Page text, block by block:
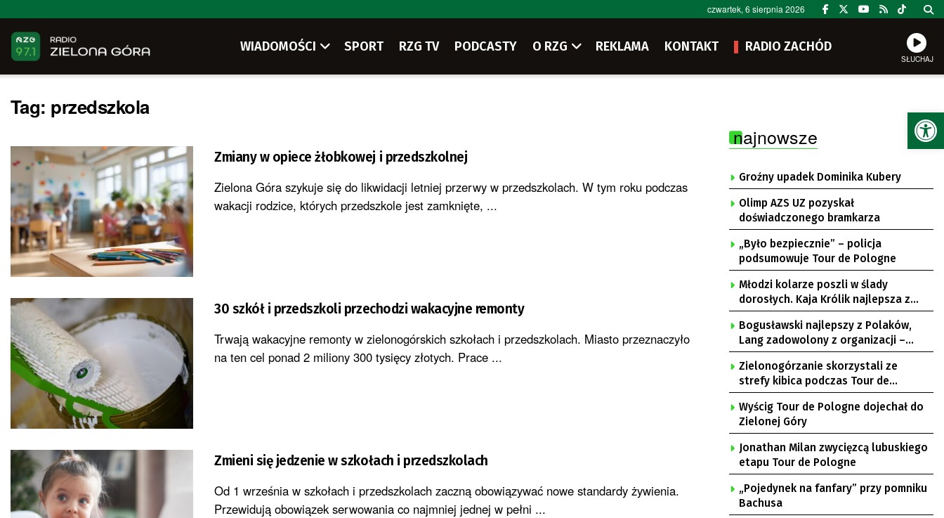
czwartek, 6 sierpnia 2026
WIADOMOŚCI SPORT RZG TV PODCASTY O RZG REKLAMA KONTAKT RADIO ZACHÓD
SŁUCHAJ
Tag: przedszkola
Zmiany w opiece żłobkowej i przedszkolnej
Zielona Góra szykuje się do likwidacji letniej przerwy w przedszkolach. W tym roku podczas
wakacji rodzice, których przedszkole jest zamknięte, ...
30 szkół i przedszkoli przechodzi wakacyjne remonty
Trwają wakacyjne remonty w zielonogórskich szkołach i przedszkolach. Miasto przeznaczyło
na ten cel ponad 2 miliony 300 tysięcy złotych. Prace ...
Zmieni się jedzenie w szkołach i przedszkolach
Od 1 września w szkołach i przedszkolach zaczną obowiązywać nowe standardy żywienia.
Przewidują obowiązek serwowania co najmniej jednej w pełni ...
najnowsze
Groźny upadek Dominika Kubery
Olimp AZS UZ pozyskał
doświadczonego bramkarza
„Było bezpiecznie” – policja
podsumowuje Tour de Pologne
Młodzi kolarze poszli w ślady
dorosłych. Kaja Królik najlepsza z
Lubuszanek w Tour de Pologne Junior
Bogusławski najlepszy z Polaków,
Lang zadowolony z organizacji –
komentarze po 3. etapie Tour de
Pologne
Zielonogórzanie skorzystali ze
strefy kibica podczas Tour de
Pologne
Wyścig Tour de Pologne dojechał do
Zielonej Góry
Jonathan Milan zwycięzcą lubuskiego
etapu Tour de Pologne
„Pojedynek na fanfary” przy pomniku
Bachusa